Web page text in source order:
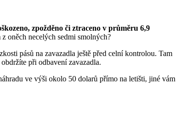
zpožděno či ztraceno v průměru 6,9
oněch necelých sedmi smolných?
pásů na zavazadla ještě před celní kontrolou. Tam
při odbavení zavazadla.
ve výši okolo 50 dolarů přímo na letišti, jiné vám